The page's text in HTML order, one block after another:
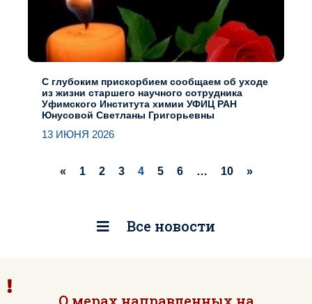
C глубоким прискорбием сообщаем об уходе
из жизни старшего научного сотрудника
Уфимского Института химии УФИЦ РАН
Юнусовой Светланы Григорьевны
13 ИЮНЯ 2026
« 1 2 3 4 5 6 … 10 »
Все новости
О мерах направленных на